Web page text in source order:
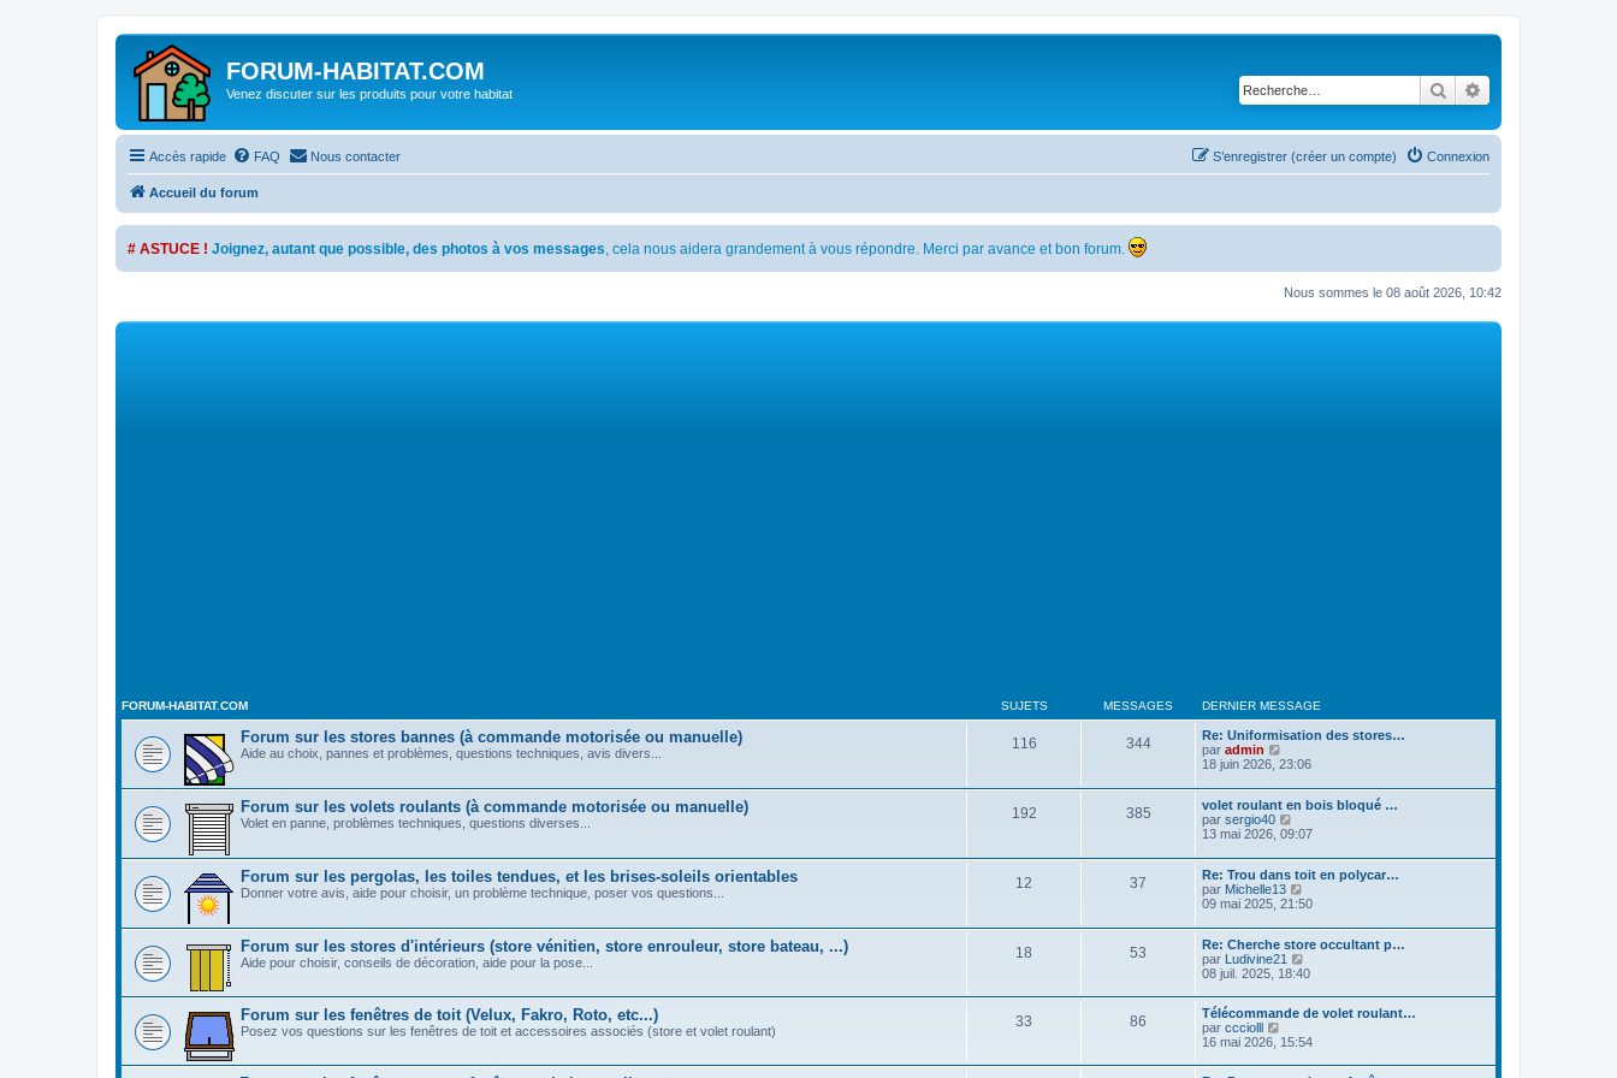
FORUM-HABITAT.COM
Venez discuter sur les produits pour votre habitat Rechercher
Accès rapide FAQ Nous contacter Connexion
S’enregistrer (créer un compte)
Accueil du forum
# ASTUCE ! Joignez, autant que possible, des photos à vos messages, cela nous aidera grandement à vous répondre. Merci par avance et bon forum.
Nous sommes le 08 août 2026, 10:42
FORUM-HABITAT.COM SUJETS MESSAGES DERNIER MESSAGE
Forum sur les stores bannes (à commande motorisée ou manuelle)
Aide au choix, pannes et problèmes, questions techniques, avis divers...
116 344
Re: Uniformisation des stores…
par admin
o
r
l
e
d
r
n
i
e
e
s
s
a
g
e
18 juin 2026, 23:06
Forum sur les volets roulants (à commande motorisée ou manuelle)
Volet en panne, problèmes techniques, questions diverses...
192 385
volet roulant en bois bloqué …
par sergio40
o
r
l
e
d
r
n
i
e
e
s
s
a
13 mai 2026, 09:07
Forum sur les pergolas, les toiles tendues, et les brises-soleils orientables
Donner votre avis, aide pour choisir, un problème technique, poser vos questions...
12 37
Re: Trou dans toit en polycar…
par Michelle13
o
r
l
d
r
n
e
09 mai 2025, 21:50
Forum sur les stores d'intérieurs (store vénitien, store enrouleur, store bateau, ...)
Aide pour choisir, conseils de décoration, aide pour la pose...
18 53
Re: Cherche store occultant p…
par Ludivine21
o
r
l
d
08 juil. 2025, 18:40
Forum sur les fenêtres de toit (Velux, Fakro, Roto, etc...)
Posez vos questions sur les fenêtres de toit et accessoires associés (store et volet roulant)
33 86
Télécommande de volet roulant…
par ccciolll
o
r
16 mai 2026, 15:54